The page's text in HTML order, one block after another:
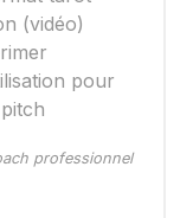
(vidéo)
pour
professionnel